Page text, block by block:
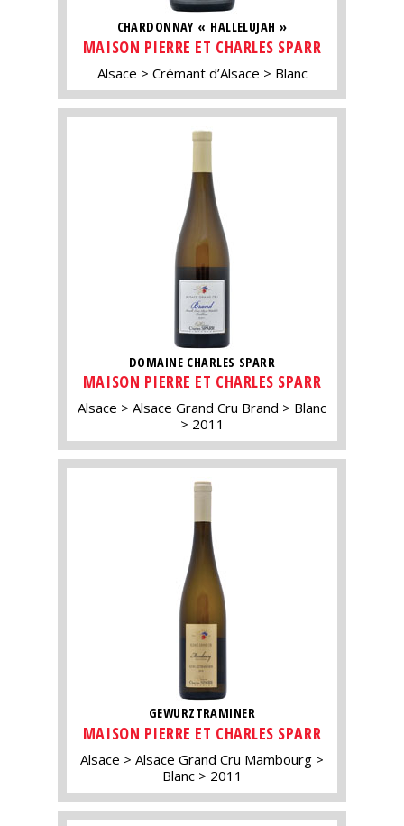
CHARDONNAY « HALLELUJAH »
MAISON PIERRE ET CHARLES SPARR
Alsace Crémant d’Alsace Blanc
DOMAINE CHARLES SPARR
MAISON PIERRE ET CHARLES SPARR
Alsace Alsace Grand Cru Brand
Blanc
2011
GEWURZTRAMINER
MAISON PIERRE ET CHARLES SPARR
Alsace
Alsace Grand Cru Mambourg
Blanc
2011